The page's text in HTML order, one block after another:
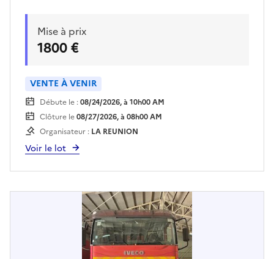
visite auprès du lieu de dépôt.Enlèvement sur
plateau obligatoire.Pour retirer le véhicule, le
bon d'enlèvement imprimé sera requis.
Mise à prix
1800 €
VENTE À VENIR
Débute le :08/24/2026, à 10h00 AM
Clôture le08/27/2026, à 08h00 AM
Organisateur : LA REUNION
Voir le lot